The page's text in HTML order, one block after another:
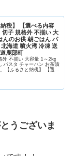
税】 【選べる内容
子 規格外 不揃い 大
んのお供 朝ごはん パ
海道 噴火湾 冷凍 送
鹿部町
外 不揃い 大容量 1～2kg
パスタ チャーハン お茶漬
【ふるさと納税】 【選べ
うございま